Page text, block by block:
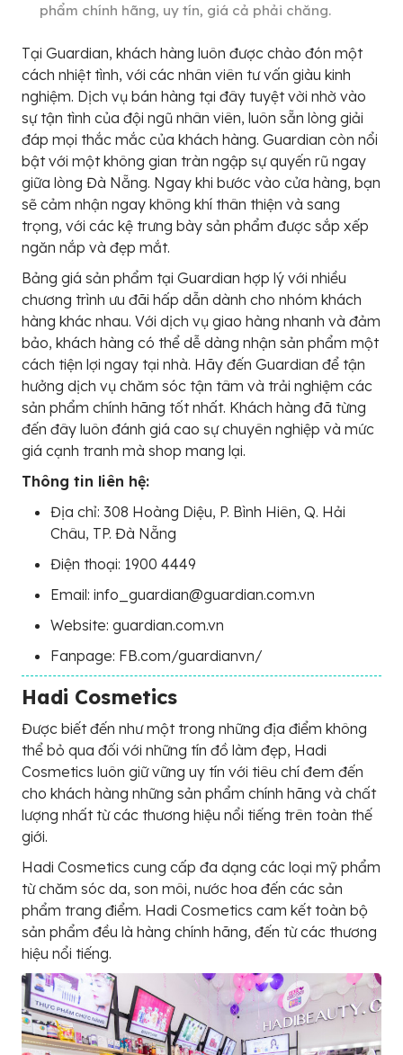
phẩm chính hãng, uy tín, giá cả phải chăng.
Tại Guardian, khách hàng luôn được chào đón một
cách nhiệt tình, với các nhân viên tư vấn giàu kinh
nghiệm. Dịch vụ bán hàng tại đây tuyệt vời nhờ vào
sự tận tình của đội ngũ nhân viên, luôn sẵn lòng giải
đáp mọi thắc mắc của khách hàng. Guardian còn nổi
bật với một không gian tràn ngập sự quyến rũ ngay
giữa lòng Đà Nẵng. Ngay khi bước vào cửa hàng, bạn
sẽ cảm nhận ngay không khí thân thiện và sang
trọng, với các kệ trưng bày sản phẩm được sắp xếp
ngăn nắp và đẹp mắt.
Bảng giá sản phẩm tại Guardian hợp lý với nhiều
chương trình ưu đãi hấp dẫn dành cho nhóm khách
hàng khác nhau. Với dịch vụ giao hàng nhanh và đảm
bảo, khách hàng có thể dễ dàng nhận sản phẩm một
cách tiện lợi ngay tại nhà. Hãy đến Guardian để tận
hưởng dịch vụ chăm sóc tận tâm và trải nghiệm các
sản phẩm chính hãng tốt nhất. Khách hàng đã từng
đến đây luôn đánh giá cao sự chuyên nghiệp và mức
giá cạnh tranh mà shop mang lại.
Thông tin liên hệ:
Địa chỉ: 308 Hoàng Diệu, P. Bình Hiên, Q. Hải
Châu, TP. Đà Nẵng
Điện thoại: 1900 4449
Email: info_guardian@guardian.com.vn
Website: guardian.com.vn
Fanpage: FB.com/guardianvn/
Hadi Cosmetics
Được biết đến như một trong những địa điểm không
thể bỏ qua đối với những tín đồ làm đẹp, Hadi
Cosmetics luôn giữ vững uy tín với tiêu chí đem đến
cho khách hàng những sản phẩm chính hãng và chất
lượng nhất từ các thương hiệu nổi tiếng trên toàn thế
giới.
Hadi Cosmetics cung cấp đa dạng các loại mỹ phẩm
từ chăm sóc da, son môi, nước hoa đến các sản
phẩm trang điểm. Hadi Cosmetics cam kết toàn bộ
sản phẩm đều là hàng chính hãng, đến từ các thương
hiệu nổi tiếng.